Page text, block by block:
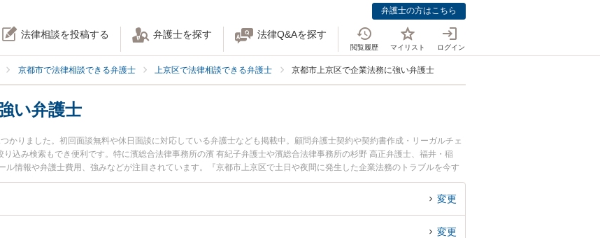
弁護士の方はこちら
法律相談を投稿する 弁護士を探す 法律Q&Aを探す
閲覧履歴 マイリスト ログイン
京都市で法律相談できる弁護士 上京区で法律相談できる弁護士 京都市上京区で企業法務に強い弁護士
い弁護士
かりました。初回面談無料や休日面談に対応している弁護士なども掲載中。顧問弁護士契約や契約書作成・リーガルチェ
込み検索もでき便利です。特に濱総合法律事務所の濱 有紀子弁護士や濱総合法律事務所の杉野 高正弁護士、福井・稲
ル情報や弁護士費用、強みなどが注目されています。『京都市上京区で土日や夜間に発生した企業法務のトラブルを今す
績豊富な近くの弁護士を検索したい』『初回相談無料で企業法務を法律相談できる京都市上京区内の弁護士に相談予約し
変更
変更